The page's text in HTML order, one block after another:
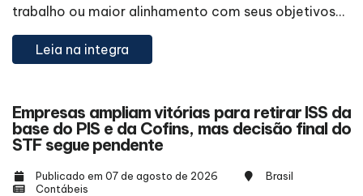
trabalho ou maior alinhamento com seus objetivos...
Leia na integra
Empresas ampliam vitórias para retirar ISS da
base do PIS e da Cofins, mas decisão final do
STF segue pendente
Publicado em 07 de agosto de 2026
Brasil
Contábeis